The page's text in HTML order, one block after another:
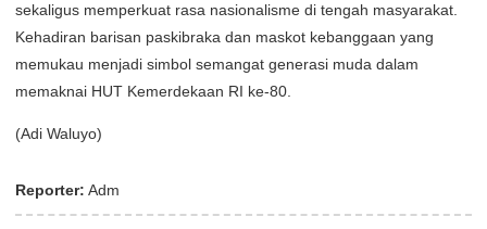
sekaligus memperkuat rasa nasionalisme di tengah masyarakat.
Kehadiran barisan paskibraka dan maskot kebanggaan yang
memukau menjadi simbol semangat generasi muda dalam
memaknai HUT Kemerdekaan RI ke-80.
(Adi Waluyo)
Reporter: Adm